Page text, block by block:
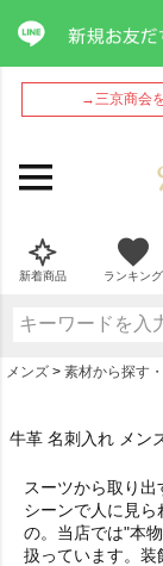
→三京商会
新着商品 ランキング
メンズ 素材から探す
牛革 名刺入れ メン
スーツから取り出
シーンで人に見
の。当店では"本
扱っています。装